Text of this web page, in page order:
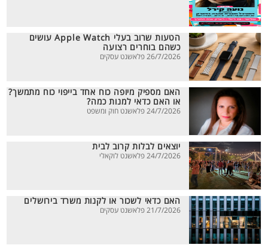
הטעות שרוב בעלי Apple Watch עושים
כשהם בוחרים רצועה
26/7/2026 פלאשנט עסקים
האם מספיק מיופה כוח אחד בייפוי כוח מתמשך?
או האם כדאי למנות כמה?
24/7/2026 פלאשנט חוק ומשפט
יוצאים לבלות קרוב לבית
24/7/2026 פלאשנט לוקאלי
האם כדאי לשכור או לקנות משרד בירושלים
21/7/2026 פלאשנט עסקים